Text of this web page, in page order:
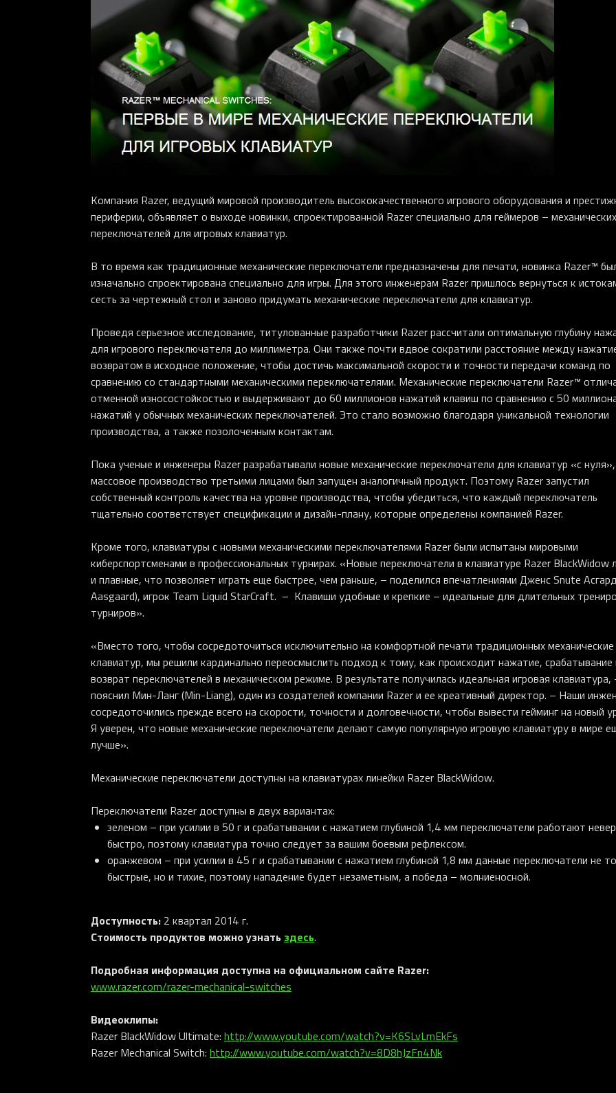
Компания Razer, ведущий мировой производитель высококачественного игрового оборудования и
периферии, объявляет о выходе новинки, спроектированной Razer специально для геймеров – механических
переключателей для игровых клавиатур.
В то время как традиционные механические переключатели предназначены для печати, новинка Razer™
изначально спроектирована специально для игры. Для этого инженерам Razer пришлось вернуться к
сесть за чертежный стол и заново придумать механические переключатели для клавиатур.
Проведя серьезное исследование, титулованные разработчики Razer рассчитали оптимальную глубину
для игрового переключателя до миллиметра. Они также почти вдвое сократили расстояние между
возвратом в исходное положение, чтобы достичь максимальной скорости и точности передачи команд по
сравнению со стандартными механическими переключателями. Механические переключатели Razer™
отменной износостойкостью и выдерживают до 60 миллионов нажатий клавиш по сравнению с 50
нажатий у обычных механических переключателей. Это стало возможно благодаря уникальной технологии
производства, а также позолоченным контактам.
Пока ученые и инженеры Razer разрабатывали новые механические переключатели для клавиатур «с
массовое производство третьими лицами был запущен аналогичный продукт. Поэтому Razer запустил
собственный контроль качества на уровне производства, чтобы убедиться, что каждый переключатель
тщательно соответствует спецификации и дизайн-плану, которые определены компанией Razer.
Кроме того, клавиатуры с новыми механическими переключателями Razer были испытаны мировыми
киберспортсменами в профессиональных турнирах. «Новые переключатели в клавиатуре Razer BlackWidow
и плавные, что позволяет играть еще быстрее, чем раньше, – поделился впечатлениями Дженс Snute
Aasgaard), игрок Team Liquid StarCraft. – Клавиши удобные и крепкие – идеальные для длительных
турниров».
«Вместо того, чтобы сосредоточиться исключительно на комфортной печати традиционных механические
клавиатур, мы решили кардинально переосмыслить подход к тому, как происходит нажатие, срабатывание
возврат переключателей в механическом режиме. В результате получилась идеальная игровая клавиатура,
пояснил Мин-Ланг (Min-Liang), один из создателей компании Razer и ее креативный директор. – Наши
сосредоточились прежде всего на скорости, точности и долговечности, чтобы вывести гейминг на новый
Я уверен, что новые механические переключатели делают самую популярную игровую клавиатуру в мире
лучше».
Механические переключатели доступны на клавиатурах линейки Razer BlackWidow.
Переключатели Razer доступны в двух вариантах:
зеленом – при усилии в 50 г и срабатывании с нажатием глубиной 1,4 мм переключатели работают
быстро, поэтому клавиатура точно следует за вашим боевым рефлексом.
оранжевом – при усилии в 45 г и срабатывании с нажатием глубиной 1,8 мм данные переключатели не
быстрые, но и тихие, поэтому нападение будет незаметным, а победа – молниеносной.
Доступность: 2 квартал 2014 г.
Стоимость продуктов можно узнать здесь.
Подробная информация доступна на официальном сайте Razer:
www.razer.com/razer-mechanical-switches
Видеоклипы:
Razer BlackWidow Ultimate: http://www.youtube.com/watch?v=K6SLvLmEkFs
Razer Mechanical Switch: http://www.youtube.com/watch?v=8D8hJzFn4Nk